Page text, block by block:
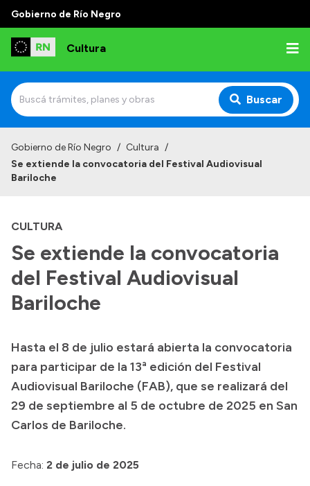
Gobierno de Río Negro
Cultura
Buscar
Institucional
Autoridades
Delegaciones
Normativa
Presupuesto
Boletín Oficial
Compras y licitaciones
Consulta de expedientes
Convocatorias
Gobierno de Río Negro / Cultura /
Se extiende la convocatoria del Festival Audiovisual
Bariloche
CULTURA
Se extiende la convocatoria
del Festival Audiovisual
Bariloche
Hasta el 8 de julio estará abierta la convocatoria
para participar de la 13ª edición del Festival
Audiovisual Bariloche (FAB), que se realizará del
29 de septiembre al 5 de octubre de 2025 en San
Carlos de Bariloche.
Fecha: 2 de julio de 2025